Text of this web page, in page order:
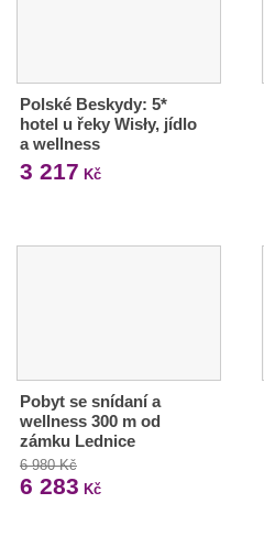
Polské Beskydy: 5*
hotel u řeky Wisły, jídlo
a wellness
3 217 Kč
Pobyt se snídaní a
wellness 300 m od
zámku Lednice
6 980 Kč
6 283 Kč